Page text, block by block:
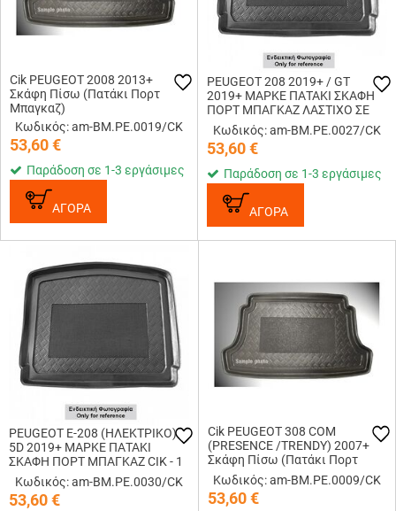
Cik PEUGEOT 2008 2013+
Σκάφη Πίσω (Πατάκι Πορτ
Μπαγκαζ)
Κωδικός: am-BM.PE.0019/CK
53,60€
Παράδοση σε 1-3 εργάσιμες
ΑΓΟΡΑ
PEUGEOT 208 2019+ / GT
2019+ ΜΑΡΚΕ ΠΑΤΑΚΙ ΣΚΑΦΗ
ΠΟΡΤ ΜΠΑΓΚΑΖ ΛΑΣΤΙΧΟ ΣΕ
ΜΑΥΡΟ ΧΡΩΜΑ CIK - 1 ΤΕΜ.
Κωδικός: am-BM.PE.0027/CK
53,60€
Παράδοση σε 1-3 εργάσιμες
ΑΓΟΡΑ
PEUGEOT E-208 (ΗΛΕΚΤΡΙΚΟ)
5D 2019+​​​ ΜΑΡΚΕ ΠΑΤΑΚΙ
ΣΚΑΦΗ ΠΟΡΤ ΜΠΑΓΚΑΖ CIK - 1
ΤΕΜ.
Κωδικός: am-BM.PE.0030/CK
53,60€
Cik PEUGEOT 308 COM
(PRESENCE /TRENDY) 2007+
Σκάφη Πίσω (Πατάκι Πορτ
Μπαγκαζ)
Κωδικός: am-BM.PE.0009/CK
53,60€